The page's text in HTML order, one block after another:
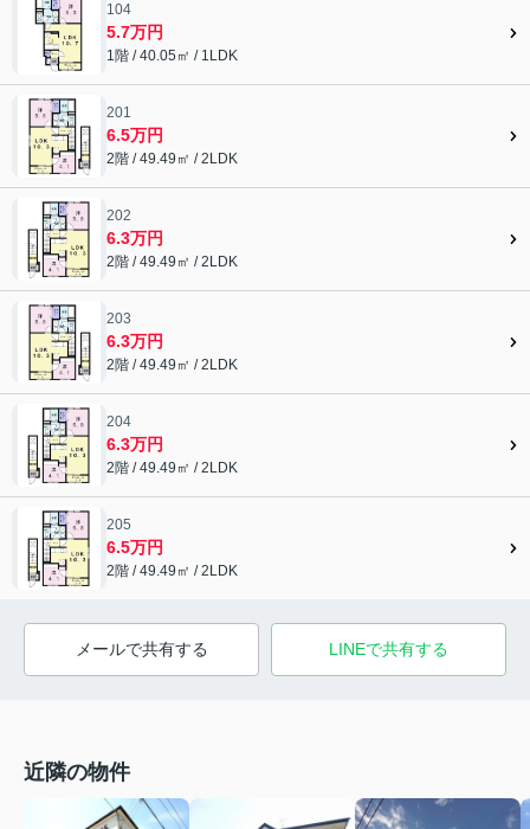
104
5.7万円
1階 / 40.05㎡ / 1LDK
201
6.5万円
2階 / 49.49㎡ / 2LDK
202
6.3万円
2階 / 49.49㎡ / 2LDK
203
6.3万円
2階 / 49.49㎡ / 2LDK
204
6.3万円
2階 / 49.49㎡ / 2LDK
205
6.5万円
2階 / 49.49㎡ / 2LDK
メールで共有する LINEで共有する
近隣の物件